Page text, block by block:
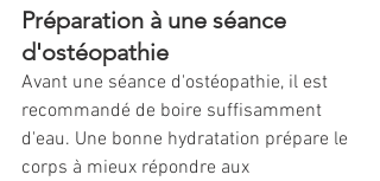
Préparation à une séance
d'ostéopathie
Avant une séance d'ostéopathie, il est
recommandé de boire suffisamment
d'eau. Une bonne hydratation prépare le
corps à mieux répondre aux